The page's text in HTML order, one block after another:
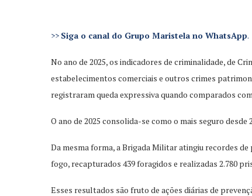
>> Siga o canal do Grupo Maristela no WhatsApp.
No ano de 2025, os indicadores de criminalidade, de
estabelecimentos comerciais e outros crimes
registraram queda expressiva quando comparados
O ano de 2025 consolida-se como o mais seguro
Da mesma forma, a Brigada Militar atingiu recordes
fogo, recapturados 439 foragidos e realizadas 2.780
Esses resultados são fruto de ações diárias de